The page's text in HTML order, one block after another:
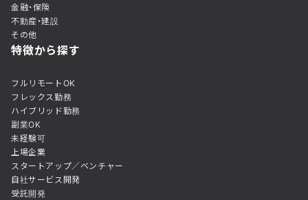
金融・保険
不動産・建設
その他
特徴から探す
フルリモートOK
フレックス勤務
ハイブリッド勤務
副業OK
未経験可
上場企業
スタートアップ／ベンチャー
自社サービス開発
受託開発